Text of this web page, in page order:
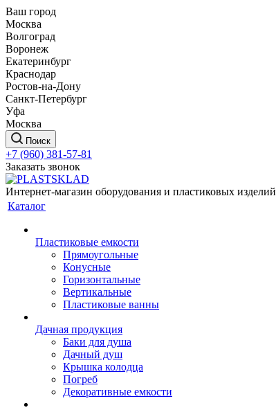
Ваш город
Москва
Волгоград
Воронеж
Екатеринбург
Краснодар
Ростов-на-Дону
Санкт-Петербург
Уфа
Москва
Поиск
+7 (960) 381-57-81
Заказать звонок
Интернет-магазин оборудования и пластиковых изделий
Каталог
Пластиковые емкости
Прямоугольные
Конусные
Горизонтальные
Вертикальные
Пластиковые ванны
Дачная продукция
Баки для душа
Дачный душ
Крышка колодца
Погреб
Декоративные емкости